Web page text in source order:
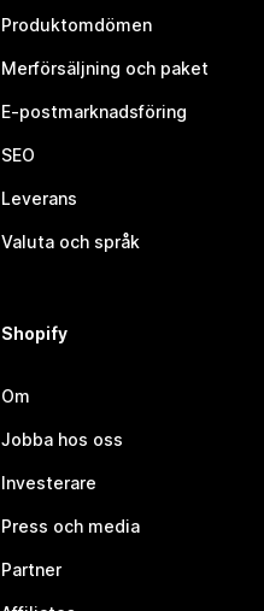
Produktomdömen
Merförsäljning och paket
E-postmarknadsföring
SEO
Leverans
Valuta och språk
Shopify
Om
Jobba hos oss
Investerare
Press och media
Partner